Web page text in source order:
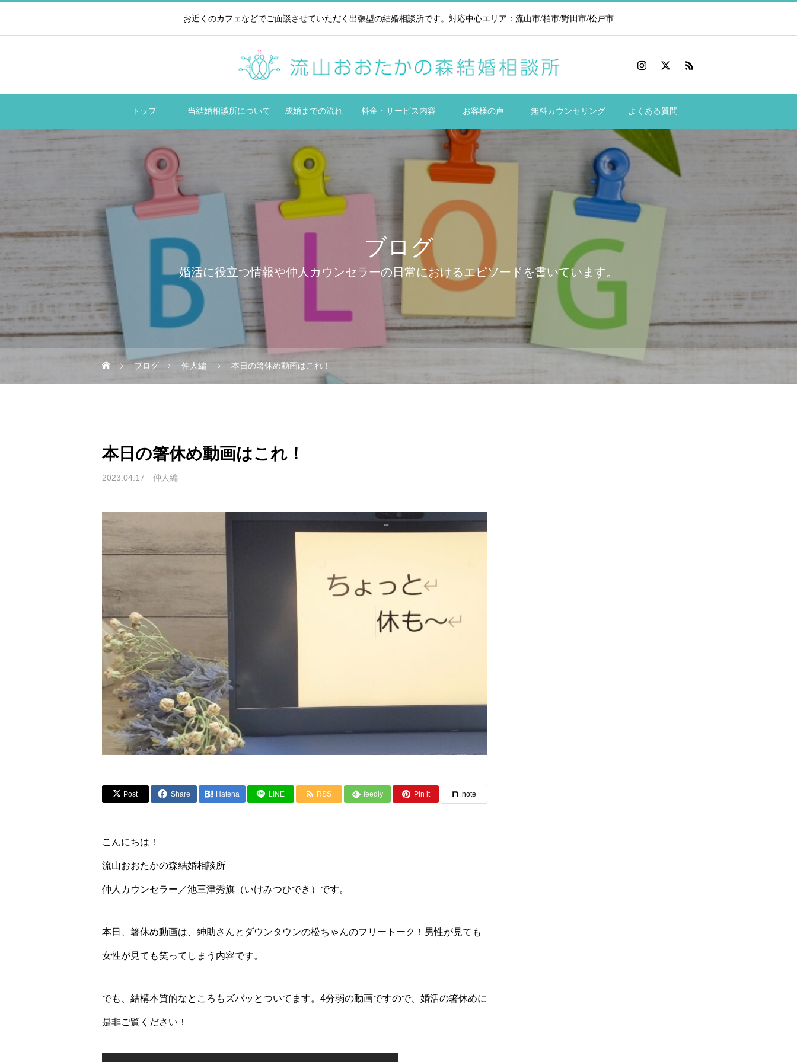
お近くのカフェなどでご面談させていただく出張型の結婚相談所です。対応中心エリア：流山市/柏市/野田市/松戸市
トップ 当結婚相談所について 成婚までの流れ 料金・サービス内容 お客様の声 無料カウンセリング よくある質問
ブログ
婚活に役立つ情報や仲人カウンセラーの日常におけるエピソードを書いています。
ブログ 仲人編 本日の箸休め動画はこれ！
本日の箸休め動画はこれ！
2023.04.17 仲人編
Post Share Hatena LINE RSS feedly Pin it note
こんにちは！
流山おおたかの森結婚相談所
仲人カウンセラー／池三津秀旗（いけみつひでき）です。
本日、箸休め動画は、紳助さんとダウンタウンの松ちゃんのフリートーク！ 男性が見ても
女性が見ても笑ってしまう内容です。
でも、結構本質的なところもズバッとついてます。 4分弱の動画ですので、婚活の箸休めに
是非ご覧ください！